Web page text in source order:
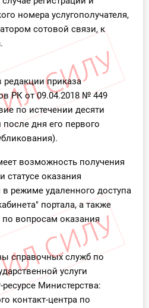
номера услугополучателя,
сотовой связи, к
редакции приказа
РК от 09.04.2018 № 449
по истечении десяти
дня его первого
возможность получения
оказания
в режиме удаленного доступа
портала, а также
по вопросам оказания
справочных служб по
услуги
Министерства:
контакт-центра по